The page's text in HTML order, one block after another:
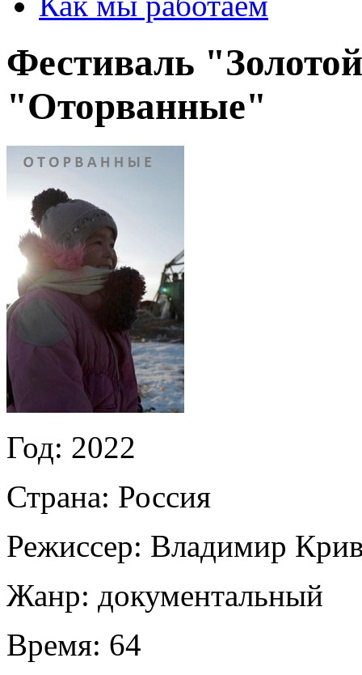
Фестиваль
"Оторванные"
Год: 2022
Страна: Россия
Режиссер: Владимир
Жанр: документальный
Время: 64